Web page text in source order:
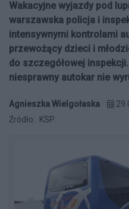
Wakacyjne wyjazdy pod
warszawska policja i
intensywnymi kontrolami
przewożący dzieci i
do szczegółowej
niesprawny autokar nie
Agnieszka Wielgołaska
Źródło:
KSP